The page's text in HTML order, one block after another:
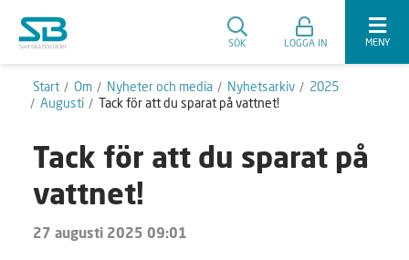
SÖK LOGGA IN MENY
Start Om Nyheter och media Nyhetsarkiv
2025
Augusti
Tack för att du sparat på vattnet!
Tack för att du sparat på
vattnet!
27 augusti 2025 09:01